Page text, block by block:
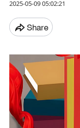
2025-05-09 05:02:21
Share